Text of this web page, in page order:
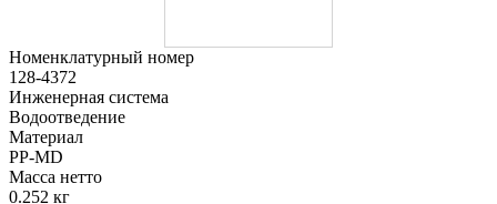
Номенклатурный номер
128-4372
Инженерная система
Водоотведение
Материал
PP-MD
Масса нетто
0.252 кг